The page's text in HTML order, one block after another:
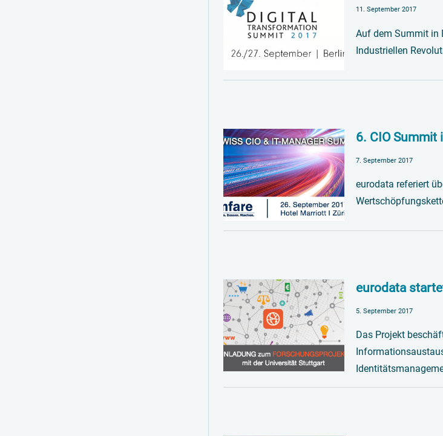
11. September 2017
Auf dem Summit in
Industriellen
6. CIO Summit
7. September 2017
eurodata referiert
eurodata
5. September 2017
Das Projekt